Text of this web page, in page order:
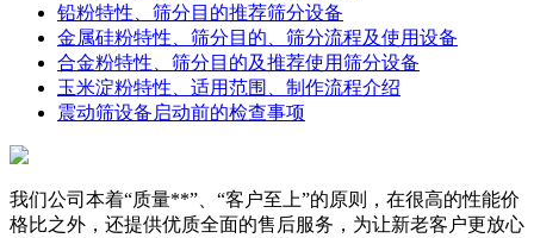
铅粉特性、筛分目的推荐筛分设备
金属硅粉特性、筛分目的、筛分流程及使用设备
合金粉特性、筛分目的及推荐使用筛分设备
玉米淀粉特性、适用范围、制作流程介绍
震动筛设备启动前的检查事项
我们公司本着“质量**”、“客户至上”的原则，在很高的性能价
格比之外，还提供优质全面的售后服务，为让新老客户更放心